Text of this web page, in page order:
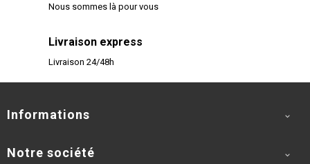
Nous sommes là pour vous
Livraison express
Livraison 24/48h
Informations 
Notre société 